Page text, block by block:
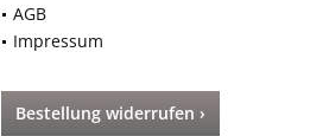
AGB
Impressum
Bestellung widerrufen ›